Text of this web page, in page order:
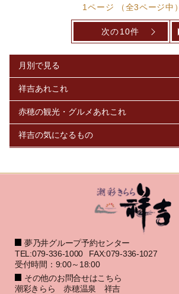
1ページ （全3ページ中）
次の10件
夢乃井グループ予約センター
TEL:079-336-1000
FAX:079-336-1027
受付時間：9:00～18:00
その他のお問合せはこちら
潮彩きらら 赤穂温泉 祥吉